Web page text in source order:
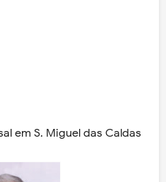
em S. Miguel das Caldas